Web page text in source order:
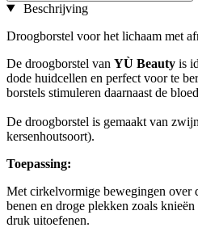
Beschrijving
Droogborstel voor het lichaam met
De droogborstel van YÙ Beauty is
dode huidcellen en perfect voor te
borstels stimuleren daarnaast de
De droogborstel is gemaakt van
kersenhoutsoort).
Toepassing:
Met cirkelvormige bewegingen over
benen en droge plekken zoals
druk uitoefenen.